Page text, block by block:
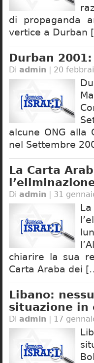
di propaganda
vertice a Durban
Durban
Di admin | 20
alcune ONG alla
nel Settembre
La Carta
Di admin | 31
chiarire la sua
Carta Araba dei
Libano:
situazione in
Di admin | 17